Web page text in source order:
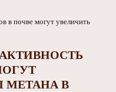
МЕТАНА В